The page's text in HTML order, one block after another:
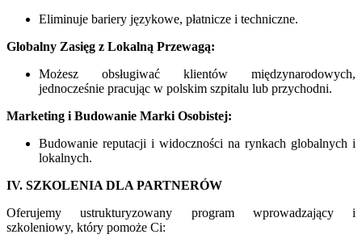
Eliminuje bariery językowe, płatnicze i techniczne.
Globalny Zasięg z Lokalną Przewagą:
Możesz obsługiwać klientów międzynarodowych,
jednocześnie pracując w polskim szpitalu lub przychodni.
Marketing i Budowanie Marki Osobistej:
Budowanie reputacji i widoczności na rynkach globalnych i
lokalnych.
IV. SZKOLENIA DLA PARTNERÓW
Oferujemy ustrukturyzowany program wprowadzający i
szkoleniowy, który pomoże Ci: